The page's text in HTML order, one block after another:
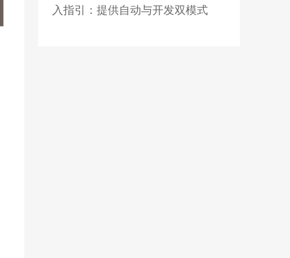
1 天前
【招聘】爱科微2027届
入指引：提供自动与开发双模式